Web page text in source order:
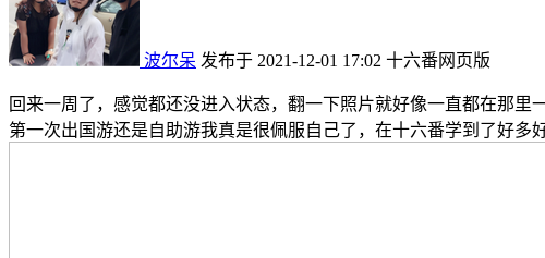
波尔呆 发布于 2021-12-01 17:02 十六番网页版
回来一周了，感觉都还没进入状态，翻一下照片就好像一直都在那里
第一次出国游还是自助游我真是很佩服自己了，在十六番学到了好多